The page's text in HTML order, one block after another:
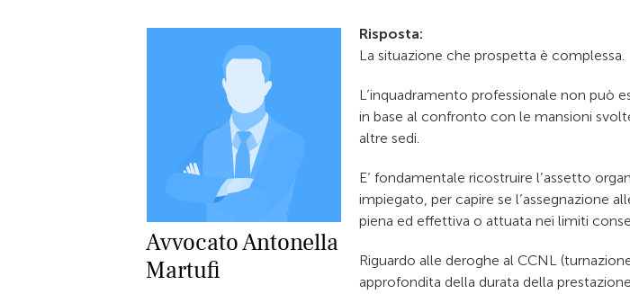
AvvocatoAntonella
Martufi
Risposta:
La situazione che prospetta è complessa.
L’inquadramento professionale non può
in base al confronto con le mansioni
altre sedi.
E’ fondamentale ricostruire l’assetto
impiegato, per capire se l’assegnazione
piena ed effettiva o attuata nei limiti
Riguardo alle deroghe al CCNL
approfondita della durata della